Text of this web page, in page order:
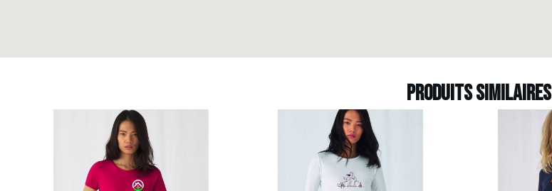
Produits similaires